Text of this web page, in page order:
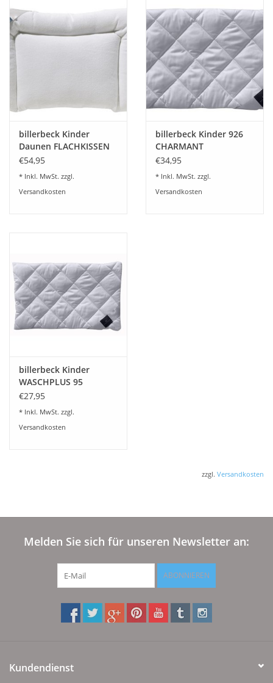
billerbeck Kinder
Daunen FLACHKISSEN
€54,95
* Inkl. MwSt. zzgl.
Versandkosten
billerbeck Kinder 926
CHARMANT
FLACHKISSEN
€34,95
* Inkl. MwSt. zzgl.
Versandkosten
billerbeck Kinder
WASCHPLUS 95
FLACHKISSEN
€27,95
* Inkl. MwSt. zzgl.
Versandkosten
zzgl. Versandkosten
Melden Sie sich für unseren Newsletter an:
ABONNIEREN
Kundendienst